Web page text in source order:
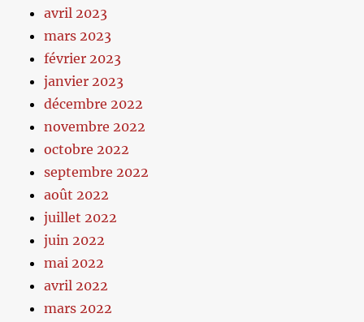
avril 2023
mars 2023
février 2023
janvier 2023
décembre 2022
novembre 2022
octobre 2022
septembre 2022
août 2022
juillet 2022
juin 2022
mai 2022
avril 2022
mars 2022